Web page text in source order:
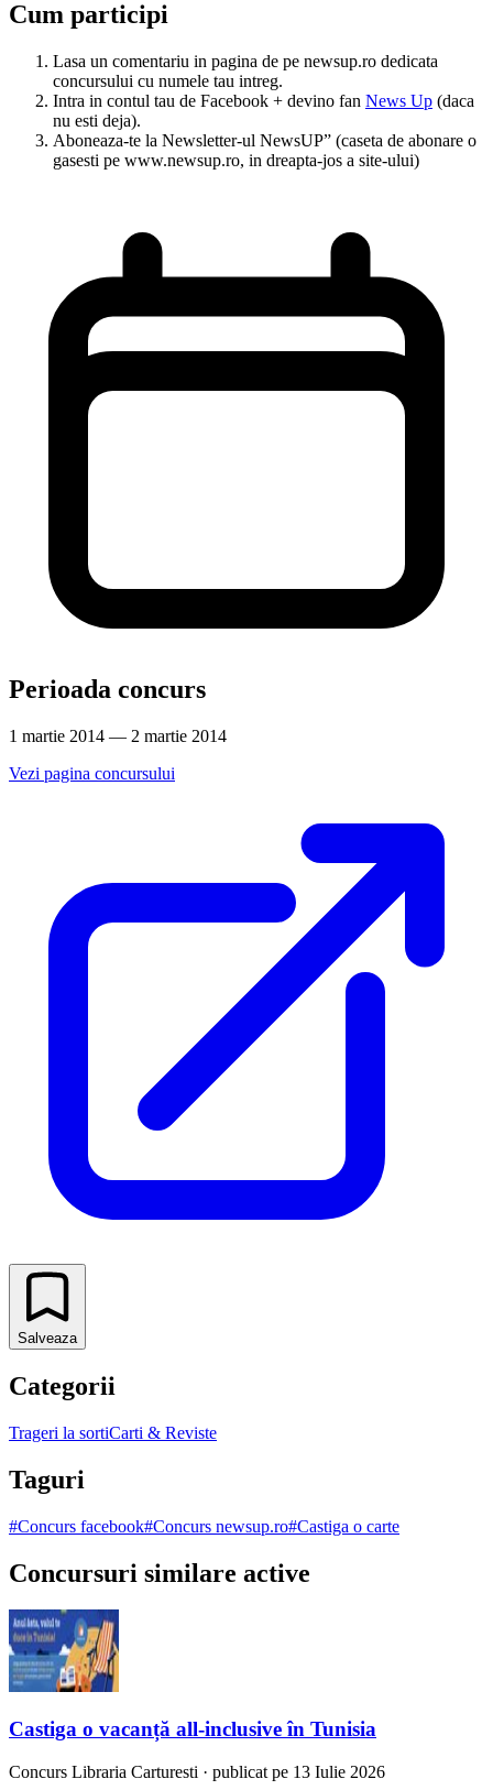
Cum participi
Lasa un comentariu in pagina de pe newsup.ro dedicata
concursului cu numele tau intreg.
Intra in contul tau de Facebook + devino fan News Up (daca
nu esti deja).
Aboneaza-te la Newsletter-ul NewsUP” (caseta de abonare o
gasesti pe www.newsup.ro, in dreapta-jos a site-ului)
Perioada concurs
1 martie 2014 — 2 martie 2014
Vezi pagina concursului
Salveaza
Categorii
Trageri la sortiCarti & Reviste
Taguri
#Concurs facebook#Concurs newsup.ro#Castiga o carte
Concursuri similare active
Castiga o vacanță all-inclusive în Tunisia
Concurs Libraria Carturesti · publicat pe 13 Iulie 2026